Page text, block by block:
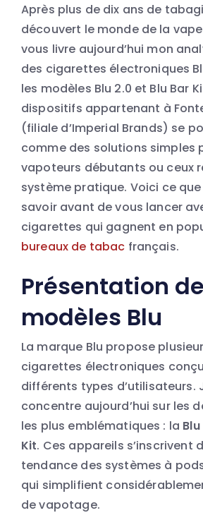
Après plus de dix ans de
découvert le monde de la vape
vous livre aujourd’hui mon
des cigarettes électroniques
les modèles Blu 2.0 et Blu Bar
dispositifs appartenant à
(filiale d’Imperial Brands) se
comme des solutions simples
vapoteurs débutants ou ceux
système pratique. Voici ce
savoir avant de vous lancer
cigarettes qui gagnent en
bureaux de tabac français.
Présentation
modèles Blu
La marque Blu propose
cigarettes électroniques
différents types d’utilisateurs.
concentre aujourd’hui sur les
les plus emblématiques : la
Kit. Ces appareils s’inscrivent
tendance des systèmes à
qui simplifient
de vapotage.